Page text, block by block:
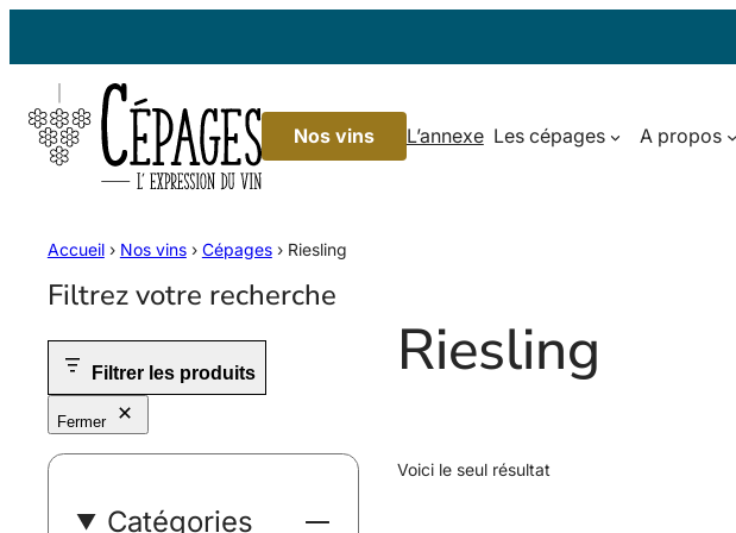
Nos vins L’annexe Les cépages A propos
Accueil› Nos vins› Cépages› Riesling
Filtrez votre recherche
Filtrer les produits
Fermer
Catégories
Riesling
Voici le seul résultat